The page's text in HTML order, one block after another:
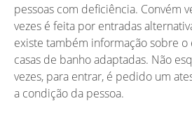
pessoas com deficiência. Convém
vezes é feita por entradas
existe também informação sobre o
casas de banho adaptadas. Não
vezes, para entrar, é pedido um
a condição da pessoa.